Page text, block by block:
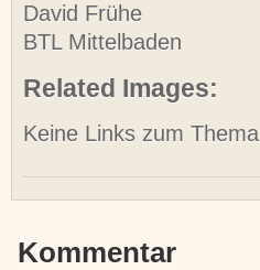
David Frühe
BTL Mittelbaden
Related Images:
Keine Links zum Thema
Kommentar